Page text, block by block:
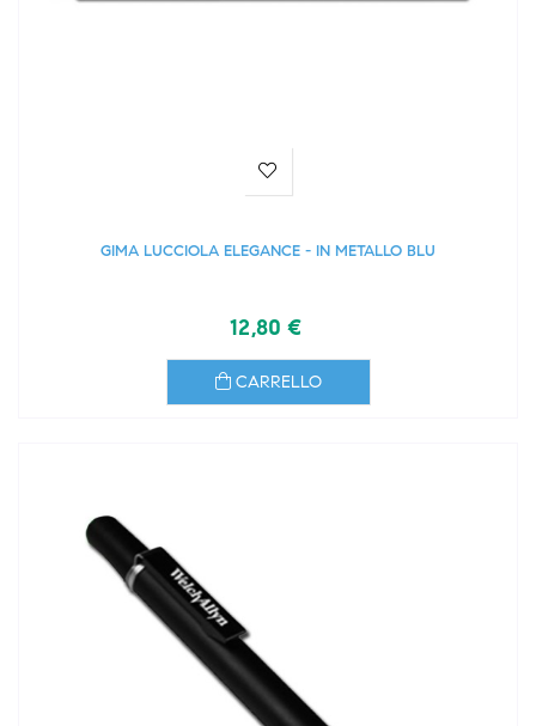
GIMA LUCCIOLA ELEGANCE - IN METALLO BLU
12,80 €
CARRELLO